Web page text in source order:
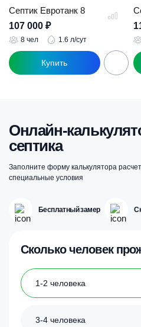
Септик Евротанк 8
107 000 ₽
8 чел 1.6 л/сут
Онлайн-
септика
Заполните форму калькулятора
специальные условия
Бесплатный замер
Сколько человек
1-2 человека
3-4 человека